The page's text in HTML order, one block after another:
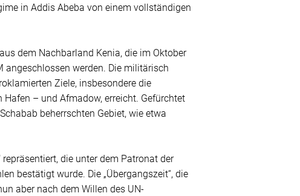
in Addis Abeba von einem vollständigen
dem Nachbarland Kenia, die im Oktober
angeschlossen werden. Die militärisch
Ziele, insbesondere die
– und Afmadow, erreicht. Gefürchtet
beherrschten Gebiet, wie etwa
die unter dem Patronat der
bestätigt wurde. Die „Übergangszeit“, die
aber nach dem Willen des UN-